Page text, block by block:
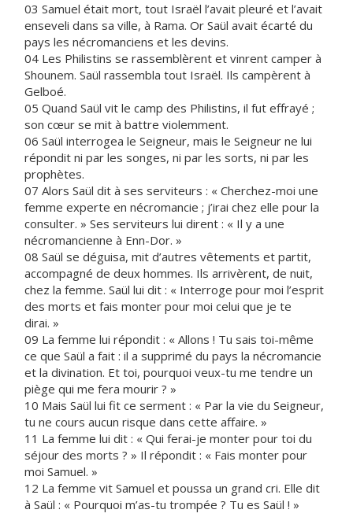
03 Samuel était mort, tout Israël l’avait pleuré et l’avait
enseveli dans sa ville, à Rama. Or Saül avait écarté du
pays les nécromanciens et les devins.
04 Les Philistins se rassemblèrent et vinrent camper à
Shounem. Saül rassembla tout Israël. Ils campèrent à
Gelboé.
05 Quand Saül vit le camp des Philistins, il fut effrayé ;
son cœur se mit à battre violemment.
06 Saül interrogea le Seigneur, mais le Seigneur ne lui
répondit ni par les songes, ni par les sorts, ni par les
prophètes.
07 Alors Saül dit à ses serviteurs : « Cherchez-moi une
femme experte en nécromancie ; j’irai chez elle pour la
consulter. » Ses serviteurs lui dirent : « Il y a une
nécromancienne à Enn-Dor. »
08 Saül se déguisa, mit d’autres vêtements et partit,
accompagné de deux hommes. Ils arrivèrent, de nuit,
chez la femme. Saül lui dit : « Interroge pour moi l’esprit
des morts et fais monter pour moi celui que je te
dirai. »
09 La femme lui répondit : « Allons ! Tu sais toi-même
ce que Saül a fait : il a supprimé du pays la nécromancie
et la divination. Et toi, pourquoi veux-tu me tendre un
piège qui me fera mourir ? »
10 Mais Saül lui fit ce serment : « Par la vie du Seigneur,
tu ne cours aucun risque dans cette affaire. »
11 La femme lui dit : « Qui ferai-je monter pour toi du
séjour des morts ? » Il répondit : « Fais monter pour
moi Samuel. »
12 La femme vit Samuel et poussa un grand cri. Elle dit
à Saül : « Pourquoi m’as-tu trompée ? Tu es Saül ! »